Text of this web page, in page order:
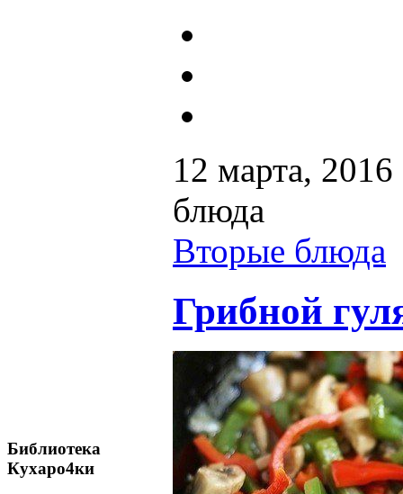
Библиотека
Кухаро4ки
12 марта,
блюда
Вторые блюда
Грибной